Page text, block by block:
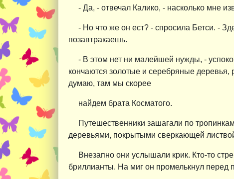
- Да, - отвечал Калико, - насколько мне
- Но что же он ест? - спросила Бетси. -
позавтракаешь.
- В этом нет ни малейшей нужды, -
кончаются золотые и серебряные
думаю, там мы скорее
найдем брата Косматого.
Путешественники зашагали по
деревьями, покрытыми сверкающей
Внезапно они услышали крик. Кто-то
бриллианты. На миг он промелькнул перед